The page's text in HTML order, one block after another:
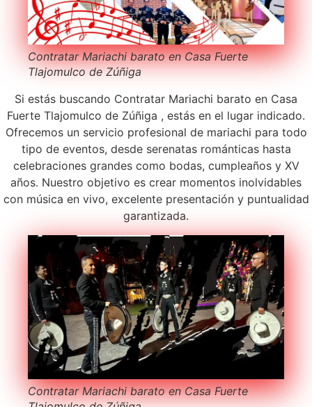
Contratar Mariachi barato en Casa Fuerte
Tlajomulco de Zúñiga
Si estás buscando Contratar Mariachi barato en Casa
Fuerte Tlajomulco de Zúñiga , estás en el lugar indicado.
Ofrecemos un servicio profesional de mariachi para todo
tipo de eventos, desde serenatas románticas hasta
celebraciones grandes como bodas, cumpleaños y XV
años. Nuestro objetivo es crear momentos inolvidables
con música en vivo, excelente presentación y puntualidad
garantizada.
Contratar Mariachi barato en Casa Fuerte